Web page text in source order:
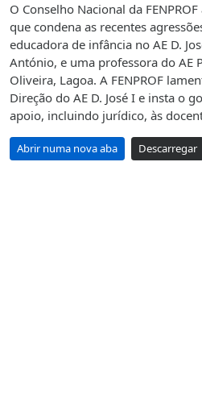
O Conselho Nacional da
que condena as recentes
educadora de infância no AE D.
António, e uma professora do AE
Oliveira, Lagoa. A FENPROF
Direção do AE D. José I e insta o
apoio, incluindo jurídico, às
Abrir numa nova aba Descarregar